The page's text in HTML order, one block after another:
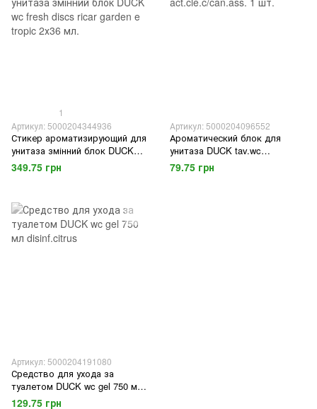
1
Артикул: 5000204344936
Стикер ароматизирующий для
унитаза змінний блок DUCK
wc fresh discs ricar garden e
tropic 2х36 мл.
349.75 грн
Артикул: 5000204096552
Ароматический блок для
унитаза DUCK tav.wc
act.cle.c/can.ass. 1 шт.
79.75 грн
Артикул: 5000204191080
Средство для ухода за
туалетом DUCK wc gel 750 мл
disinf.citrus
129.75 грн